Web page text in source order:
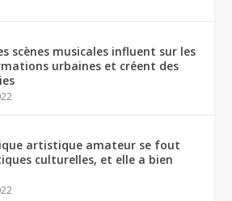
scènes musicales influent sur les
urbaines et créent des
artistique amateur se fout
culturelles, et elle a bien